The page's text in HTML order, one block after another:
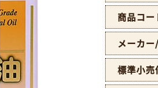
商品コー
メーカ
標準小売